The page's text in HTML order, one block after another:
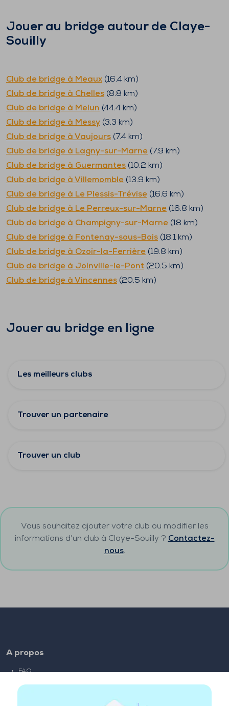
Jouer au bridge autour de Claye-
Souilly
Club de bridge à Meaux (16.4 km)
Club de bridge à Chelles (8.8 km)
Club de bridge à Melun (44.4 km)
Club de bridge à Messy (3.3 km)
Club de bridge à Vaujours (7.4 km)
Club de bridge à Lagny-sur-Marne (7.9 km)
Club de bridge à Guermantes (10.2 km)
Club de bridge à Villemomble (13.9 km)
Club de bridge à Le Plessis-Trévise (16.6 km)
Club de bridge à Le Perreux-sur-Marne (16.8 km)
Club de bridge à Champigny-sur-Marne (18 km)
Club de bridge à Fontenay-sous-Bois (18.1 km)
Club de bridge à Ozoir-la-Ferrière (19.8 km)
Club de bridge à Joinville-le-Pont (20.5 km)
Club de bridge à Vincennes (20.5 km)
Jouer au bridge en ligne
Les meilleurs clubs
Trouver un partenaire
Trouver un club
Vous souhaitez ajouter votre club ou modifier les
informations d’un club à Claye-Souilly ? Contactez-
nous.
A propos
FAQ
Liens partenaires